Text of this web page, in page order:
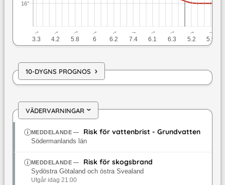
16°
↓
3.3
↓
4.2
↓
5.8
↓
6
↓
6.2
↓
7.4
↓
6.1
↓
6.3
↓
5.2
↓
5.9
10-DYGNS PROGNOS ›
VÄDERVARNINGAR›
MEDDELANDE— Risk för vattenbrist - Grundvatten
Södermanlands län
MEDDELANDE— Risk för skogsbrand
Sydöstra Götaland och östra Svealand
Utgår idag 21:00